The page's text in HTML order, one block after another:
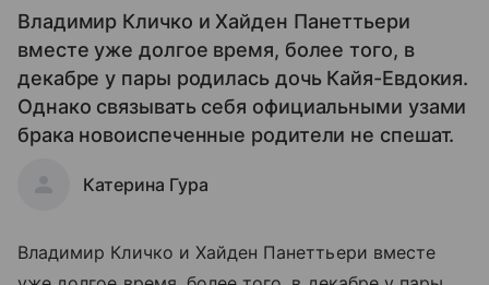
Владимир Кличко и Хайден Панеттьери
вместе уже долгое время, более того, в
декабре у пары родилась дочь Кайя-Евдокия.
Однако связывать себя официальными узами
брака новоиспеченные родители не спешат.
Катерина Гура
Владимир Кличко и Хайден Панеттьери вместе